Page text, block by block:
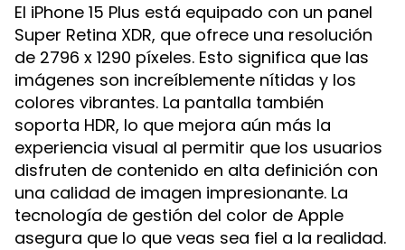
El iPhone 15 Plus está equipado con un panel
Super Retina XDR, que ofrece una resolución
de 2796 x 1290 píxeles. Esto significa que las
imágenes son increíblemente nítidas y los
colores vibrantes. La pantalla también
soporta HDR, lo que mejora aún más la
experiencia visual al permitir que los usuarios
disfruten de contenido en alta definición con
una calidad de imagen impresionante. La
tecnología de gestión del color de Apple
asegura que lo que veas sea fiel a la realidad.